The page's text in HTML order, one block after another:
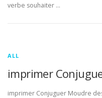
verbe souhaiter …
ALL
imprimer
imprimer Conjuguer Moudre